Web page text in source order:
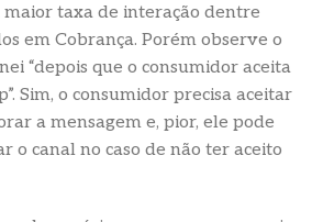
maior taxa de interação dentre
em Cobrança. Porém observe o
“depois que o consumidor aceita
Sim, o consumidor precisa aceitar
a mensagem e, pior, ele pode
o canal no caso de não ter aceito